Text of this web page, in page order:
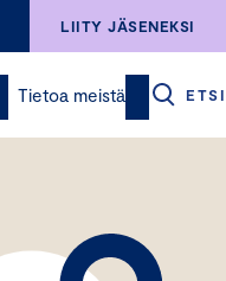
LIITY JÄSENEKSI
Tietoa meistä ETSI